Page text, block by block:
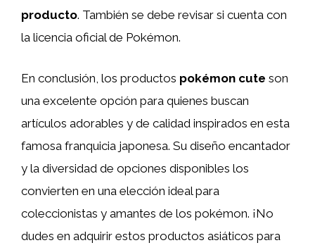
producto. También se debe revisar si cuenta con
la licencia oficial de Pokémon.
En conclusión, los productos pokémon cute son
una excelente opción para quienes buscan
artículos adorables y de calidad inspirados en esta
famosa franquicia japonesa. Su diseño encantador
y la diversidad de opciones disponibles los
convierten en una elección ideal para
coleccionistas y amantes de los pokémon. ¡No
dudes en adquirir estos productos asiáticos para